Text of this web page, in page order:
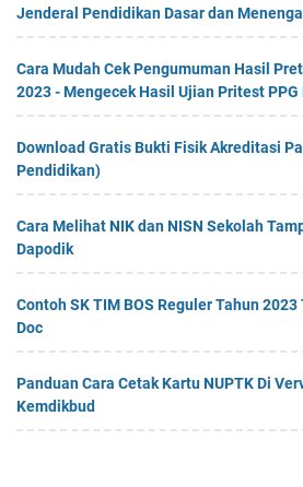
Jenderal Pendidikan Dasar dan
Cara Mudah Cek Pengumuman Hasil
2023 - Mengecek Hasil Ujian Pritest
Download Gratis Bukti Fisik Akreditasi
Pendidikan)
Cara Melihat NIK dan NISN Sekolah
Dapodik
Contoh SK TIM BOS Reguler Tahun
Doc
Panduan Cara Cetak Kartu NUPTK Di
Kemdikbud